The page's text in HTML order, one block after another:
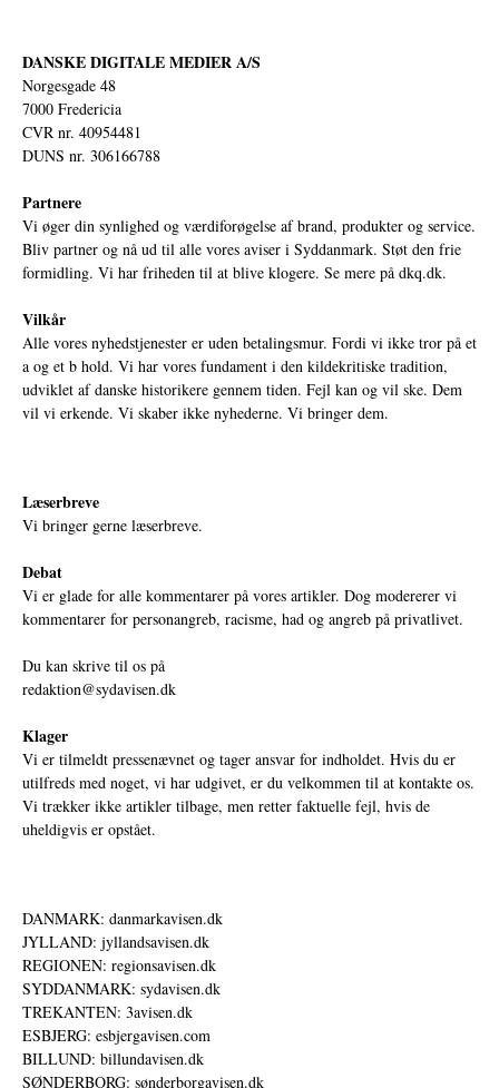
DANSKE DIGITALE MEDIER A/S
Norgesgade 48
7000 Fredericia
CVR nr. 40954481
DUNS nr. 306166788
Partnere
Vi øger din synlighed og værdiforøgelse af brand, produkter og service.
Bliv partner og nå ud til alle vores aviser i Syddanmark. Støt den frie
formidling. Vi har friheden til at blive klogere. Se mere på dkq.dk.
Vilkår
Alle vores nyhedstjenester er uden betalingsmur. Fordi vi ikke tror på et
a og et b hold. Vi har vores fundament i den kildekritiske tradition,
udviklet af danske historikere gennem tiden. Fejl kan og vil ske. Dem
vil vi erkende. Vi skaber ikke nyhederne. Vi bringer dem.
Læserbreve
Vi bringer gerne læserbreve.
Debat
Vi er glade for alle kommentarer på vores artikler. Dog modererer vi
kommentarer for personangreb, racisme, had og angreb på privatlivet.
Du kan skrive til os på
redaktion@sydavisen.dk
Klager
Vi er tilmeldt pressenævnet og tager ansvar for indholdet. Hvis du er
utilfreds med noget, vi har udgivet, er du velkommen til at kontakte os.
Vi trækker ikke artikler tilbage, men retter faktuelle fejl, hvis de
uheldigvis er opstået.
DANMARK: danmarkavisen.dk
JYLLAND: jyllandsavisen.dk
REGIONEN: regionsavisen.dk
SYDDANMARK: sydavisen.dk
TREKANTEN: 3avisen.dk
ESBJERG: esbjergavisen.com
BILLUND: billundavisen.dk
SØNDERBORG: sønderborgavisen.dk